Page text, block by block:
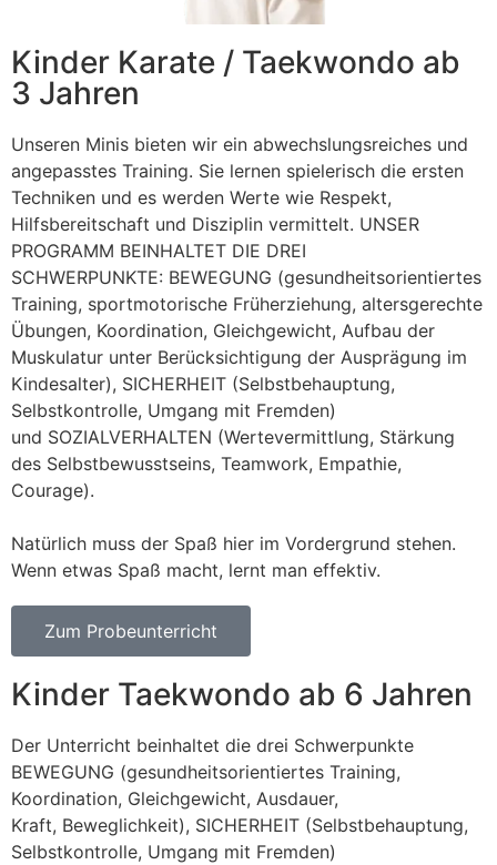
Kinder Karate / Taekwondo ab
3 Jahren
Unseren Minis bieten wir ein abwechslungsreiches und
angepasstes Training. Sie lernen spielerisch die ersten
Techniken und es werden Werte wie Respekt,
Hilfsbereitschaft und Disziplin vermittelt. UNSER
PROGRAMM BEINHALTET DIE DREI
SCHWERPUNKTE: BEWEGUNG (gesundheitsorientiertes
Training, sportmotorische Früherziehung, altersgerechte
Übungen, Koordination, Gleichgewicht, Aufbau der
Muskulatur unter Berücksichtigung der Ausprägung im
Kindesalter), SICHERHEIT (Selbstbehauptung,
Selbstkontrolle, Umgang mit Fremden)
und SOZIALVERHALTEN (Wertevermittlung, Stärkung
des Selbstbewusstseins, Teamwork, Empathie,
Courage).
Natürlich muss der Spaß hier im Vordergrund stehen.
Wenn etwas Spaß macht, lernt man effektiv.
Zum Probeunterricht
Kinder Taekwondo ab 6 Jahren
Der Unterricht beinhaltet die drei Schwerpunkte
BEWEGUNG (gesundheitsorientiertes Training,
Koordination, Gleichgewicht, Ausdauer,
Kraft, Beweglichkeit), SICHERHEIT (Selbstbehauptung,
Selbstkontrolle, Umgang mit Fremden)